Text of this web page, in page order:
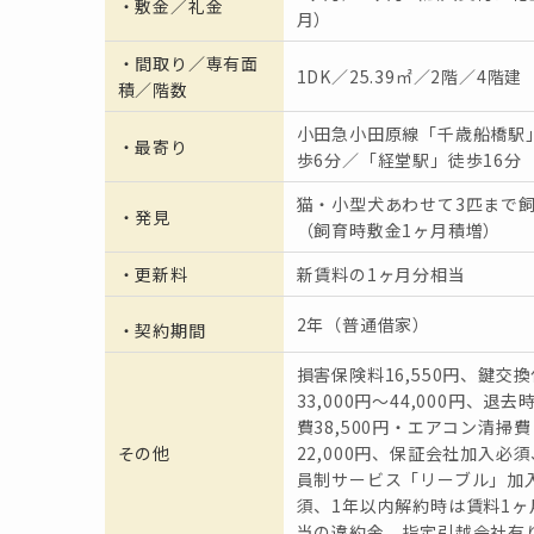
・敷金／礼金
月）
・間取り／専有面
積／階数
1DK／25.39㎡／2階／4階建
・最寄り
小田急小田原線「千歳船橋駅
歩6分／「経堂駅」徒歩16分
・発見
猫・小型犬あわせて3匹まで
（飼育時敷金1ヶ月積増）
・更新料
新賃料の1ヶ月分相当
・契約期間 2年（普通借家）
その他
損害保険料16,550円、鍵交
33,000円〜44,000円、退去
費38,500円・エアコン清掃費
22,000円、保証会社加入必
員制サービス「リーブル」加
須、1年以内解約時は賃料1ヶ